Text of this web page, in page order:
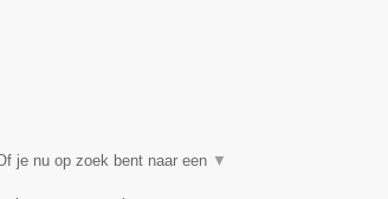
je nu op zoek bent naar een ▼